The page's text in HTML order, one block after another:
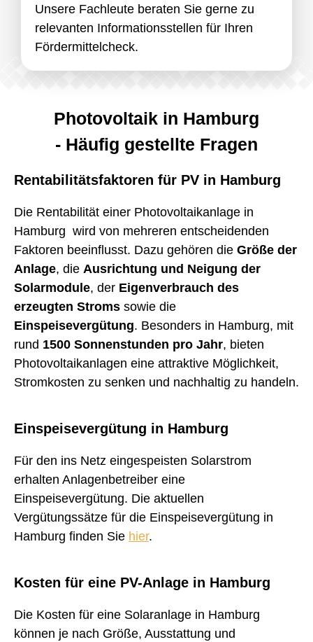
Unsere Fachleute beraten Sie gerne zu
relevanten Informationsstellen für Ihren
Fördermittelcheck.
Photovoltaik in Hamburg
- Häufig gestellte Fragen
Rentabilitätsfaktoren für PV in Hamburg
Die Rentabilität einer Photovoltaikanlage in
Hamburg wird von mehreren entscheidenden
Faktoren beeinflusst. Dazu gehören die Größe der
Anlage, die Ausrichtung und Neigung der
Solarmodule, der Eigenverbrauch des
erzeugten Stroms sowie die
Einspeisevergütung. Besonders in Hamburg, mit
rund 1500 Sonnenstunden pro Jahr, bieten
Photovoltaikanlagen eine attraktive Möglichkeit,
Stromkosten zu senken und nachhaltig zu handeln.
Einspeisevergütung in Hamburg
Für den ins Netz eingespeisten Solarstrom
erhalten Anlagenbetreiber eine
Einspeisevergütung. Die aktuellen
Vergütungssätze für die Einspeisevergütung in
Hamburg finden Sie hier.
Kosten für eine PV-Anlage in Hamburg
Die Kosten für eine Solaranlage in Hamburg
können je nach Größe, Ausstattung und